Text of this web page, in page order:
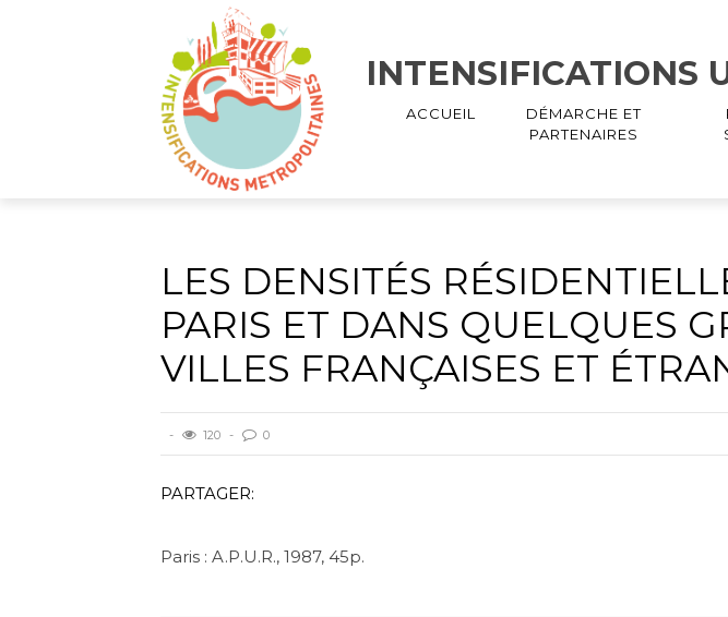
INTENSIFICATIONS
ACCUEIL
DÉMARCHE ET
PARTENAIRES
LES DENSITÉS
PARIS ET DANS QUELQUES
VILLES FRANÇAISES ET
120 0
PARTAGER:
Paris : A.P.U.R., 1987, 45p.